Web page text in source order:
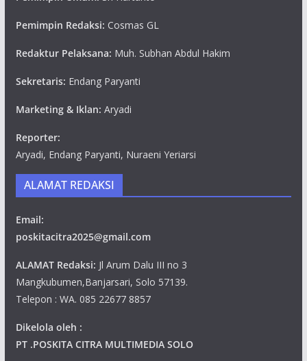
Pemimpin Redaksi: Cosmas GL
Redaktur Pelaksana: Muh. Subhan Abdul Hakim
Sekretaris: Endang Paryanti
Marketing & Iklan: Aryadi
Reporter:
Aryadi, Endang Paryanti, Nuraeni Yeriarsi
ALAMAT REDAKSI
Email:
poskitacitra2025@gmail.com
ALAMAT Redaksi: Jl Arum Dalu III no 3
Mangkubumen,Banjarsari, Solo 57139.
Telepon : WA. 085 22677 8857
Dikelola oleh :
PT .POSKITA CITRA MULTIMEDIA SOLO